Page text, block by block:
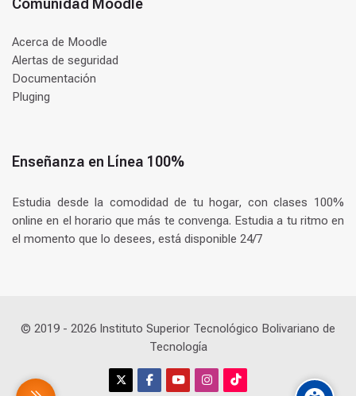
Comunidad Moodle
Acerca de Moodle
Alertas de seguridad
Documentación
Pluging
Enseñanza en Línea 100%
Estudia desde la comodidad de tu hogar, con clases 100%
online en el horario que más te convenga. Estudia a tu ritmo en
el momento que lo desees, está disponible 24/7
© 2019 - 2026 Instituto Superior Tecnológico Bolivariano de
Tecnología